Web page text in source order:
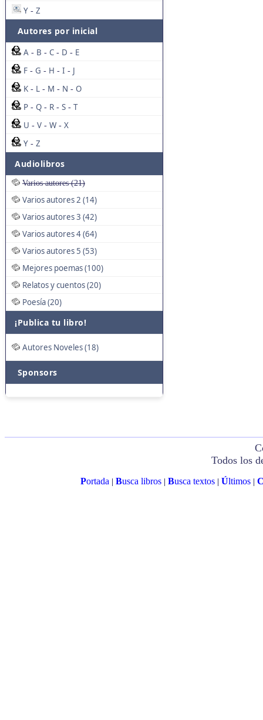
Y - Z
Autores por inicial
A - B - C - D - E
F - G - H - I - J
K - L - M - N - O
P - Q - R - S - T
U - V - W - X
Y - Z
Audiolibros
Varios autores (21)
Varios autores 2 (14)
Varios autores 3 (42)
Varios autores 4 (64)
Varios autores 5 (53)
Mejores poemas (100)
Relatos y cuentos (20)
Poesía (20)
¡Publica tu libro!
Autores Noveles (18)
Sponsors
Todos los
Portada| Busca libros| Busca textos| Últimos|